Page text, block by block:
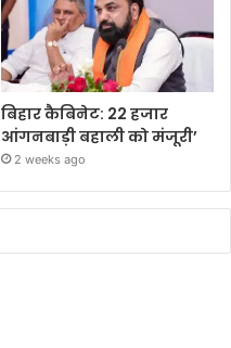
बिहार कैबिनेट: 22 हजार
आंगनबाड़ी बहाली को मंजूरी’
2 weeks ago